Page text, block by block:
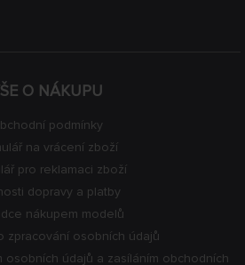
O NÁKUPU
podmínky
na vrácení zboží
pro reklamaci zboží
dopravy a platby
nákupem modelů
zpracování osobních údajů
osobních údajů a zasíláním obchodních